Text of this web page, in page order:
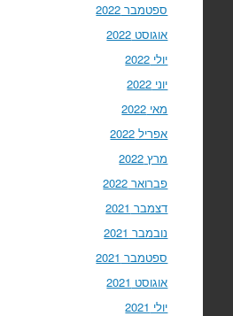
ספטמבר 2022
אוגוסט 2022
יולי 2022
יוני 2022
מאי 2022
אפריל 2022
מרץ 2022
פברואר 2022
דצמבר 2021
נובמבר 2021
ספטמבר 2021
אוגוסט 2021
יולי 2021